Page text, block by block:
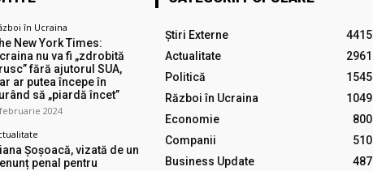
în Ucraina
New York Times:
nu va fi „zdrobită
fără ajutorul SUA,
ar putea începe în
să „piardă încet”
2024
Șoșoacă, vizată de un
penal pentru
Știri Externe
4415
Actualitate
2961
Politică
1545
Război în Ucraina
1049
Economie
800
Companii
510
Business Update
487